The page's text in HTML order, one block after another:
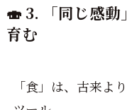
🍣 3. 「同じ感
育む
「食」は、古来よ